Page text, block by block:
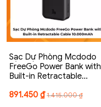
Sạc Dự Phòng Mcdodo
FreeGo Power Bank with
Built-in Retractable…
891.450 ₫1.415.000₫